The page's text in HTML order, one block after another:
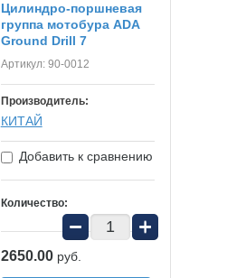
Цилиндро-поршневая
группа мотобура ADA
Ground Drill 7
Артикул:90-0012
Производитель:
КИТАЙ
Добавить к сравнению
Количество:
− +
2650.00 руб.